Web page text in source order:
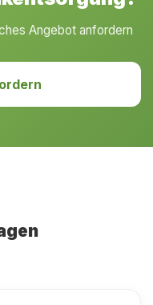
Angebot anfordern